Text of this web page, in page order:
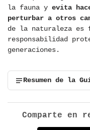
la fauna y evita
perturbar a otros
de la naturaleza
responsabilidad
generaciones.
Resumen de la
Comparte en